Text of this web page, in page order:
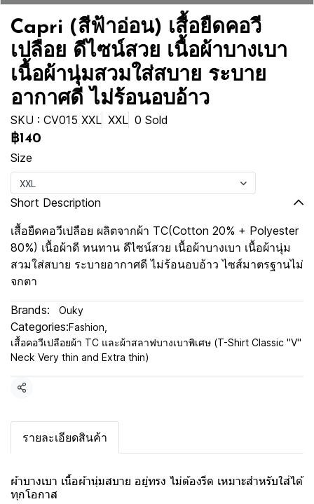
Capri (สีฟ้าอ่อน) เสื้อยืดคอวี
เปลือย ดีไซน์สวย เนื้อผ้าบางเบา
เนื้อผ้านุ่มสวมใส่สบาย ระบาย
อากาศดี ไม่ร้อนอบอ้าว
SKU : CV015 XXL XXL 0 Sold
฿140
Size
XXL
Short Description
เสื้อยืดคอวีเปลือย ผลิตจากผ้า TC(Cotton 20% + Polyester
80%) เนื้อผ้าดี ทนทาน ดีไซน์สวย เนื้อผ้าบางเบา เนื้อผ้านุ่ม
สวมใส่สบาย ระบายอากาศดี ไม่ร้อนอบอ้าว ไซส์มาตรฐานไม่
จกตา
Brands: Ouky
Categories:Fashion
เสื้อคอวีเปลือยผ้า TC และผ้าสลาฟบางเบาพิเศษ (T-Shirt Classic "V"
Neck Very thin and Extra thin)
Share
รายละเอียดสินค้า
ผ้าบางเบา เนื้อผ้านุ่มสบาย อยู่ทรง ไม่ต้องรีด เหมาะสำหรับใส่ได้
ทุกโอกาส